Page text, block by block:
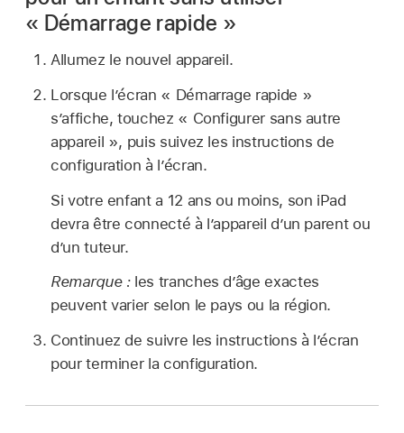
« Démarrage rapide »
Allumez le nouvel appareil.
Lorsque l’écran « Démarrage rapide »
s’affiche, touchez « Configurer sans autre
appareil », puis suivez les instructions de
configuration à l’écran.
Si votre enfant a 12 ans ou moins, son iPad
devra être connecté à l’appareil d’un parent ou
d’un tuteur.
Remarque : les tranches d’âge exactes
peuvent varier selon le pays ou la région.
Continuez de suivre les instructions à l’écran
pour terminer la configuration.